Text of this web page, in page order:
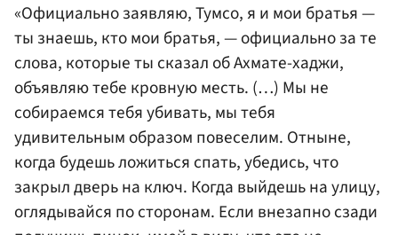
«Официально заявляю, Тумсо, я и мои братья —
ты знаешь, кто мои братья, — официально за те
слова, которые ты сказал об Ахмате-хаджи,
объявляю тебе кровную месть. (…) Мы не
собираемся тебя убивать, мы тебя
удивительным образом повеселим. Отныне,
когда будешь ложиться спать, убедись, что
закрыл дверь на ключ. Когда выйдешь на улицу,
оглядывайся по сторонам. Если внезапно сзади